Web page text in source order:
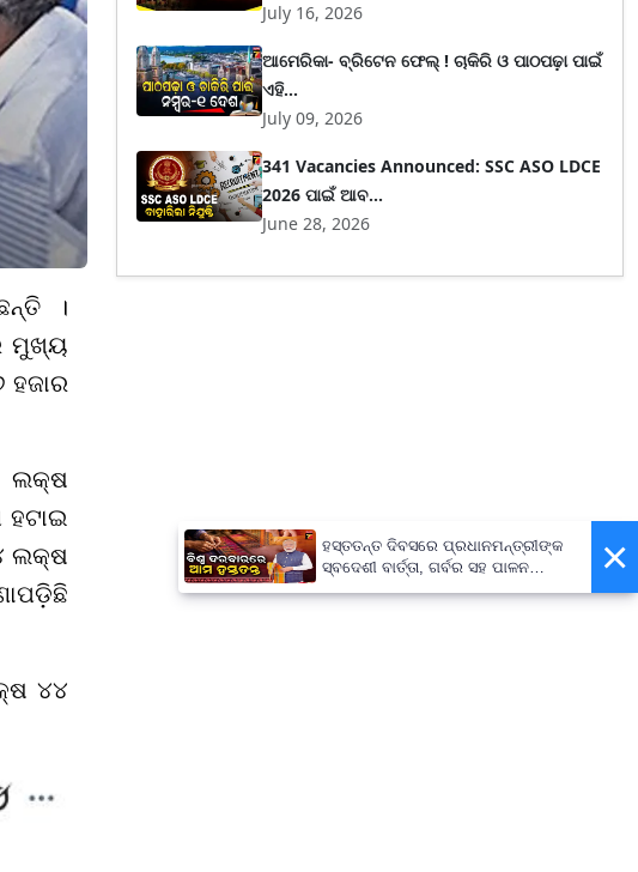
।
ମୁଖ୍ୟ
ହଜାର
ଲକ୍ଷ
ଲକ୍ଷ
୪୪
July 16, 2026
ଆମେରିକା- ବ୍ରିଟେନ ଫେଲ୍ ! ଚାକିରି ଓ ପାଠପଢ଼ା ପାଇଁ
ଏହି...
July 09, 2026
341 Vacancies Announced: SSC ASO LDCE
2026 ପାଇଁ ଆବ...
June 28, 2026
×
ହସ୍ତତନ୍ତ ଦିବସରେ ପ୍ରଧାନମନ୍ତ୍ରୀଙ୍କ
ସ୍ବଦେଶୀ ବାର୍ତ୍ତା, ଗର୍ବର ସହ ପାଳନ